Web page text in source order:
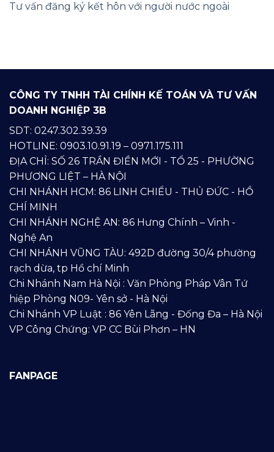
Tư vấn đăng ký kết hôn với người nước ngoài
CÔNG TY TNHH TÀI CHÍNH KẾ TOÁN VÀ TƯ VẤN
DOANH NGHIỆP 3B
SDT: 0247.302.39.39
HOTLINE: 0903.10.91.19 – 0971.175.111
ĐỊA CHỈ: SỐ 26 TRẦN ĐIỀN MỚI - TỔ 25 - PHƯỜNG
PHƯƠNG LIỆT – HÀ NỘI
CHI NHÁNH HCM: 86 LINH CHIỂU - THỦ ĐỨC - HỒ
CHÍ MINH
CHI NHÁNH NGHỆ AN: 86 Hưng Chính – Vinh -
Nghệ An
CHI NHÁNH VŨNG TÀU: 492D đường 30/4 phường
rạch dừa, tp Hồ chí Minh
Chi Nhánh Nam Hà Nội : Văn Phòng Pháp Vân Tứ
hiệp Phòng N09- Yên sở - Hà Nội
Chi Nhánh VP Luật : 86 Yên Lãng - Đống Đa – Hà Nội
VP Công Chứng: VP CC Bùi Phơn – HN
FANPAGE